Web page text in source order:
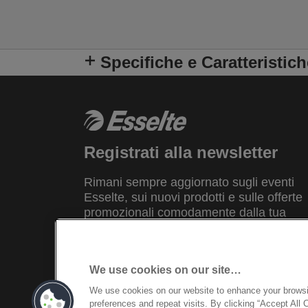
Specifiche e
Registrati alla newsletter
Rimani sempre aggiornato sugli eventi
Esselte, sui nuovi prodotti e sulle offerte
promozionali comodamente dalla tua
REGISTRATI
We use cookies on our site…
We use cookies on our website to enhance your
preferences and repeat visits. By clicking “Accept All